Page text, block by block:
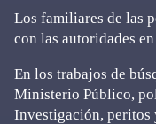
Los familiares de las
con las autoridades
En los trabajos de
Ministerio Público,
Investigación, peritos